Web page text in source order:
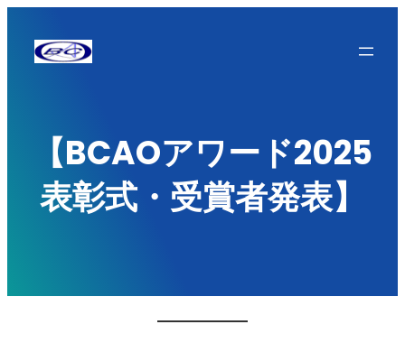
【BCAOアワード2025
表彰式・受賞者発表】